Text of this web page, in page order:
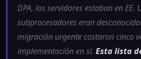
DPA, los servidores estaban en EE.
subprocesadores eran
migración urgente costaron cinco
implementación en sí. Esta lista